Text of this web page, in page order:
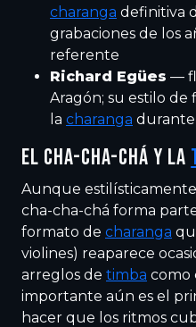
charanga definitiva
grabaciones de los
referente
Richard Egües —
Aragón; su estilo de
la charanga durante
EL CHA-CHA-CHÁ Y LA
Aunque
cha-cha-chá forma
formato de charanga
violines) reaparece
arreglos de timba como
importante aún es el
hacer que los ritmos